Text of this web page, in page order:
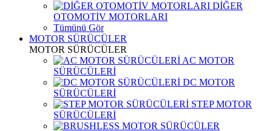
DİĞER
OTOMOTİV MOTORLARI
Tümünü Gör
MOTOR SÜRÜCÜLER
MOTOR SÜRÜCÜLER
AC MOTOR
SÜRÜCÜLERİ
DC MOTOR
SÜRÜCÜLERİ
STEP MOTOR
SÜRÜCÜLERİ